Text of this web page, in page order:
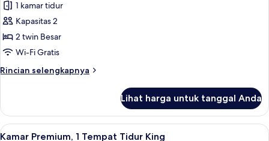
untuk
Kamar
Premium,
Beberapa
Tidur
1 kamar tidur
Kapasitas 2
2 twin Besar
Wi-Fi Gratis
Rincian selengkapnya
Rincian
Kamar
Premium,
Beberapa
Lihat harga untuk tanggal Anda
Lihat
Selimut bulu angsa, brankas, dan
4
Kamar Premium, 1 Tempat Tidur King